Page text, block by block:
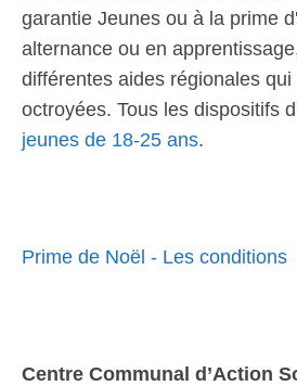
garantie Jeunes ou à la prime
alternance ou en
différentes aides régionales
octroyées. Tous les dispositifs
jeunes de 18-25 ans.
Prime de Noël - Les conditions
Centre Communal d’Action